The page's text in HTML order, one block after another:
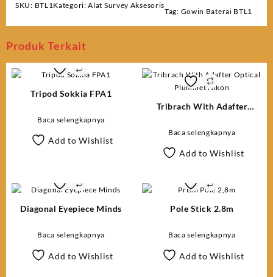
SKU: BTL1Kategori:Alat Survey Aksesoris
Tag: Gowin Baterai BTL1
Produk Terkait
Tripod Sokkia FPA1
Baca selengkapnya
Add to Wishlist
Tribrach With Adafter
Baca selengkapnya
Add to Wishlist
Diagonal Eyepiece Minds
Baca selengkapnya
Add to Wishlist
Pole Stick 2.8m
Baca selengkapnya
Add to Wishlist